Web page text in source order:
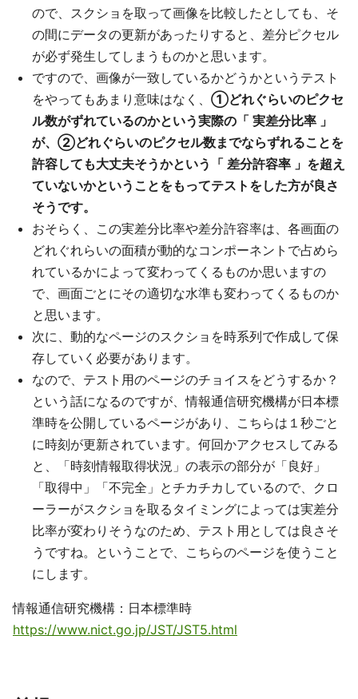
ので、スクショを取って画像を比較したとしても、そ
の間にデータの更新があったりすると、差分ピクセル
が必ず発生してしまうものかと思います。
ですので、画像が一致しているかどうかというテスト
をやってもあまり意味はなく、 ①どれぐらいのピクセ
ル数がずれているのかという実際の「 実差分比率 」
が、②どれぐらいのピクセル数までならずれることを
許容しても大丈夫そうかという「 差分許容率 」を超え
ていないかということをもってテストをした方が良さ
そうです。
おそらく、この実差分比率や差分許容率は、各画面の
どれぐれらいの面積が動的なコンポーネントで占めら
れているかによって変わってくるものか思いますの
で、画面ごとにその適切な水準も変わってくるものか
と思います。
次に、動的なページのスクショを時系列で作成して保
存していく必要があります。
なので、テスト用のページのチョイスをどうするか？
という話になるのですが、情報通信研究機構が日本標
準時を公開しているページがあり、こちらは１秒ごと
に時刻が更新されています。何回かアクセスしてみる
と、「時刻情報取得状況」の表示の部分が「良好」
「取得中」「不完全」とチカチカしているので、クロ
ーラーがスクショを取るタイミングによっては実差分
比率が変わりそうなのため、テスト用としては良さそ
うですね。ということで、こちらのページを使うこと
にします。
情報通信研究機構：日本標準時
https://www.nict.go.jp/JST/JST5.html